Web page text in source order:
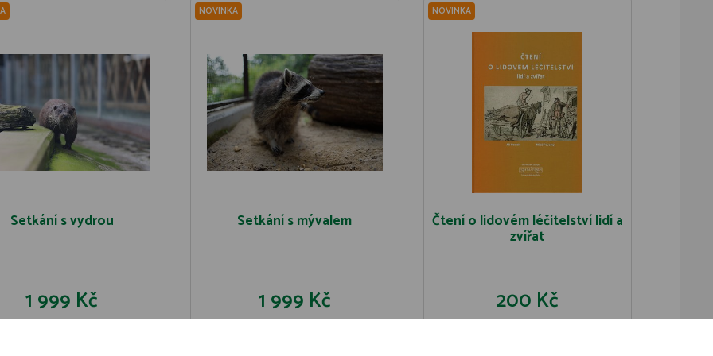
Setkání s vydrou
1 999 Kč
NOVINKA
Setkání s mývalem
1 999 Kč
NOVINKA
Čtení o lidovém léčitelství lidí a
zvířat
200 Kč